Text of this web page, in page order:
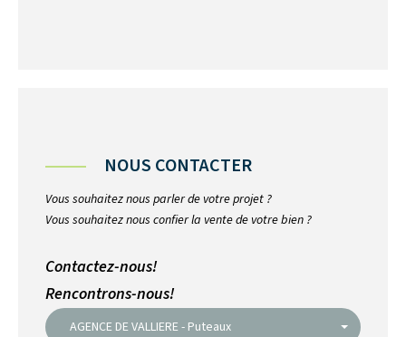
NOUS CONTACTER
Vous souhaitez nous parler de votre projet ?
Vous souhaitez nous confier la vente de votre bien ?
Contactez-nous!
Rencontrons-nous!
AGENCE DE VALLIERE - Puteaux